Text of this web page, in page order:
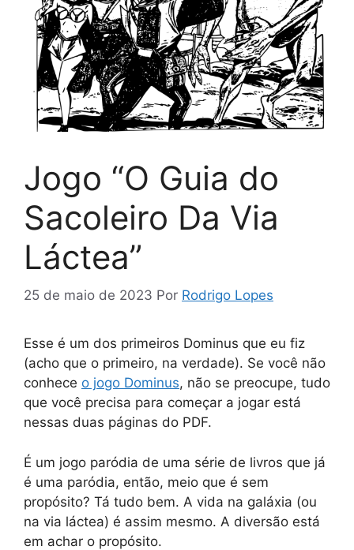
Jogo “O Guia do
Sacoleiro Da Via
Láctea”
25 de maio de 2023 Por Rodrigo Lopes
Esse é um dos primeiros Dominus que eu fiz
(acho que o primeiro, na verdade). Se você não
conhece o jogo Dominus, não se preocupe, tudo
que você precisa para começar a jogar está
nessas duas páginas do PDF.
É um jogo paródia de uma série de livros que já
é uma paródia, então, meio que é sem
propósito? Tá tudo bem. A vida na galáxia (ou
na via láctea) é assim mesmo. A diversão está
em achar o propósito.